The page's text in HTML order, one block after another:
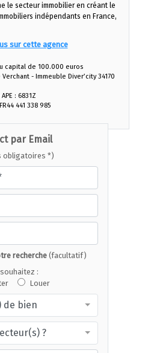
le secteur immobilier en créant le
indépendants en France,
sur cette agence
au capital de 100.000 euros
- Immeuble Diver’city 34170
: 6831Z
441 338 985
par Email
obligatoires *)
recherche(facultatif)
:
Louer
de bien
?